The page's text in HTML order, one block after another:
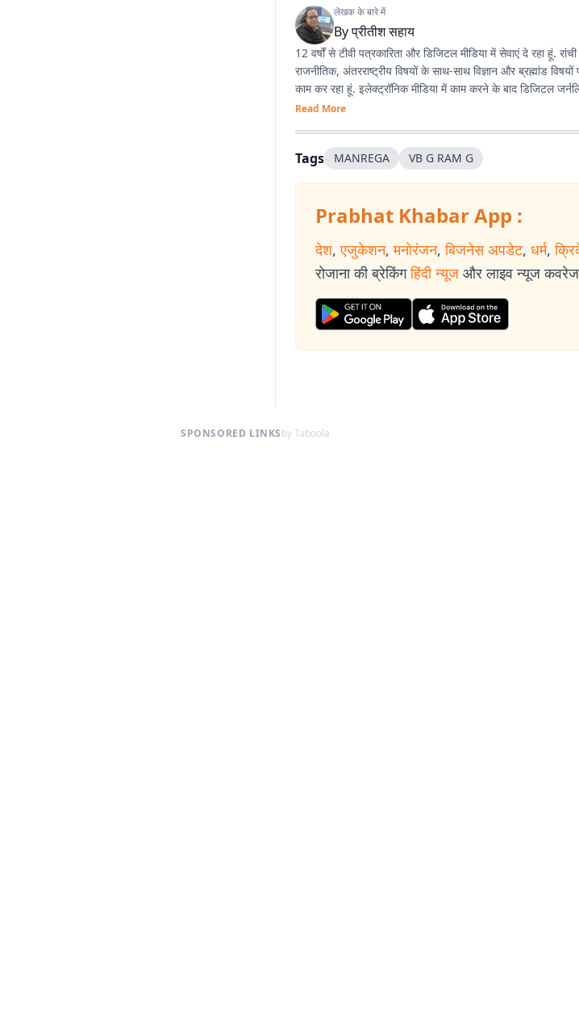
लेखक के बारे में
Byप्रीतीश सहाय
12 वर्षों से टीवी पत्रकारिता और डिजिटल मीडिया में सेवाएं दे रहा हूं.
राजनीतिक, अंतरराष्ट्रीय विषयों के साथ-साथ विज्ञान और ब्रह्मांड विषयों पर रुचि है. बीते छह वर्षों से
काम कर रहा हूं. इलेक्ट्रॉनिक मीडिया में काम करने के बाद डिजिटल
Read More
Tags MANREGA VB G RAM G
Prabhat Khabar App :
देश, एजुकेशन, मनोरंजन, बिजनेस अपडेट, धर्म,
रोजाना की ब्रेकिंग हिंदी न्यूज और लाइव न्यूज कवरेज
SPONSORED LINKSby Taboola